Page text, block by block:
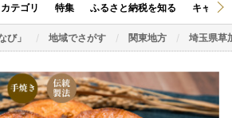
カテゴリ 特集 ふるさと納税を知る キャン
び」 地域でさがす 関東地方 埼玉県草